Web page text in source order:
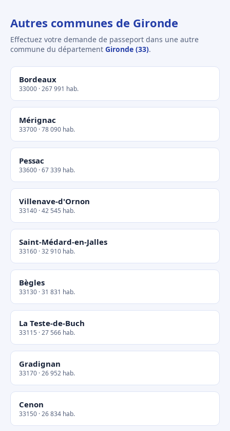
Autres communes de Gironde
Effectuez votre demande de passeport dans une autre
commune du département Gironde (33).
Bordeaux
33000 · 267 991 hab.
Mérignac
33700 · 78 090 hab.
Pessac
33600 · 67 339 hab.
Villenave-d'Ornon
33140 · 42 545 hab.
Saint-Médard-en-Jalles
33160 · 32 910 hab.
Bègles
33130 · 31 831 hab.
La Teste-de-Buch
33115 · 27 566 hab.
Gradignan
33170 · 26 952 hab.
Cenon
33150 · 26 834 hab.